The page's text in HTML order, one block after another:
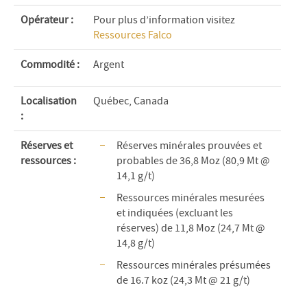
Opérateur :
Pour plus d’information visitez
Ressources Falco
Commodité : Argent
Localisation
:
Québec, Canada
Réserves et
ressources :
Réserves minérales prouvées et
probables de 36,8 Moz (80,9 Mt @
14,1 g/t)
Ressources minérales mesurées
et indiquées (excluant les
réserves) de 11,8 Moz (24,7 Mt @
14,8 g/t)
Ressources minérales présumées
de 16.7 koz (24,3 Mt @ 21 g/t)